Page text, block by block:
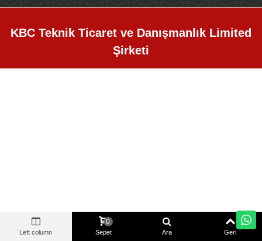
KBC Teknik Ticaret ve Danışmanlık Limited
Şirketi
Left column Sepet
0
Ara Geri